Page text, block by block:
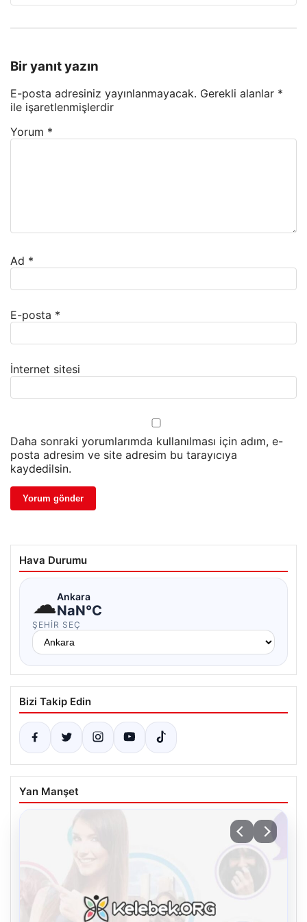
Bir yanıt yazın
E-posta adresiniz yayınlanmayacak. Gerekli alanlar *
ile işaretlenmişlerdir
Yorum *
Ad *
E-posta *
İnternet sitesi
Daha sonraki yorumlarımda kullanılması için adım, e-
posta adresim ve site adresim bu tarayıcıya
kaydedilsin.
Hava Durumu
☁Ankara
NaN°C
ŞEHIR SEÇ
Bizi Takip Edin
Yan Manşet